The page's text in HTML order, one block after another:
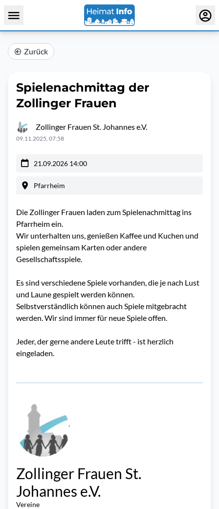
Zurück
Spielenachmittag der
Zollinger Frauen
Zollinger Frauen St. Johannes e.V.
09.11.2025, 07:58
21.09.2026 14:00
Pfarrheim
Die Zollinger Frauen laden zum Spielenachmittag ins
Pfarrheim ein.
Wir unterhalten uns, genießen Kaffee und Kuchen und
spielen gemeinsam Karten oder andere
Gesellschaftsspiele.
Es sind verschiedene Spiele vorhanden, die je nach Lust
und Laune gespielt werden können.
Selbstverständlich können auch Spiele mitgebracht
werden. Wir sind immer für neue Spiele offen.
Jeder, der gerne andere Leute trifft - ist herzlich
eingeladen.
Zollinger Frauen St.
Johannes e.V.
Vereine